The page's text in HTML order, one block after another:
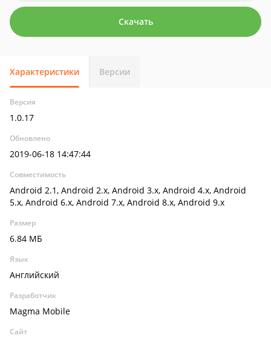
Скачать
Характеристики Версии
Версия
1.0.17
Обновлено
2019-06-18 14:47:44
Совместимость
Android 2.1, Android 2.x, Android 3.x, Android 4.x, Android
5.x, Android 6.x, Android 7.x, Android 8.x, Android 9.x
Размер
6.84 МБ
Язык
Английский
Разработчик
Magma Mobile
Сайт